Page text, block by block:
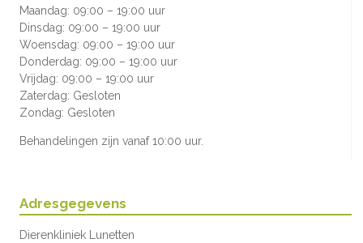
Maandag: 09:00 – 19:00 uur
Dinsdag: 09:00 – 19:00 uur
Woensdag: 09:00 – 19:00 uur
Donderdag: 09:00 – 19:00 uur
Vrijdag: 09:00 – 19:00 uur
Zaterdag: Gesloten
Zondag: Gesloten
Behandelingen zijn vanaf 10:00 uur.
Adresgegevens
Dierenkliniek Lunetten